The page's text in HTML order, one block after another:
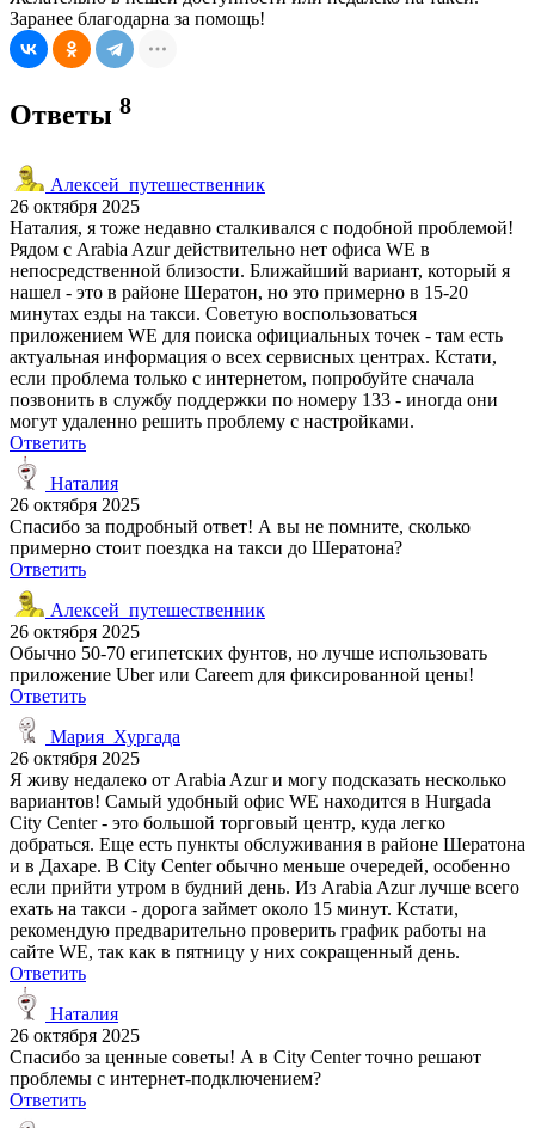
Заранее благодарна за помощь!
Ответы 8
Алексей_путешественник
26 октября 2025
Наталия, я тоже недавно сталкивался с подобной проблемой!
Рядом с Arabia Azur действительно нет офиса WE в
непосредственной близости. Ближайший вариант, который я
нашел - это в районе Шератон, но это примерно в 15-20
минутах езды на такси. Советую воспользоваться
приложением WE для поиска официальных точек - там есть
актуальная информация о всех сервисных центрах. Кстати,
если проблема только с интернетом, попробуйте сначала
позвонить в службу поддержки по номеру 133 - иногда они
могут удаленно решить проблему с настройками.
Ответить
Наталия
26 октября 2025
Спасибо за подробный ответ! А вы не помните, сколько
примерно стоит поездка на такси до Шератона?
Ответить
Алексей_путешественник
26 октября 2025
Обычно 50-70 египетских фунтов, но лучше использовать
приложение Uber или Careem для фиксированной цены!
Ответить
Мария_Хургада
26 октября 2025
Я живу недалеко от Arabia Azur и могу подсказать несколько
вариантов! Самый удобный офис WE находится в Hurgada
City Center - это большой торговый центр, куда легко
добраться. Еще есть пункты обслуживания в районе Шератона
и в Дахаре. В City Center обычно меньше очередей, особенно
если прийти утром в будний день. Из Arabia Azur лучше всего
ехать на такси - дорога займет около 15 минут. Кстати,
рекомендую предварительно проверить график работы на
сайте WE, так как в пятницу у них сокращенный день.
Ответить
Наталия
26 октября 2025
Спасибо за ценные советы! А в City Center точно решают
проблемы с интернет-подключением?
Ответить